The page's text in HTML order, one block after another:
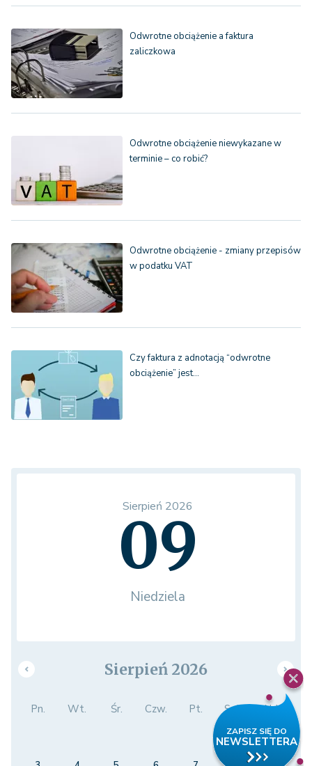
Odwrotne obciążenie a faktura
zaliczkowa
Odwrotne obciążenie niewykazane w
terminie – co robić?
Odwrotne obciążenie - zmiany przepisów
w podatku VAT
Czy faktura z adnotacją “odwrotne
obciążenie” jest…
Sierpień 2026
09
Niedziela
Sierpień 2026
Pn. Wt. Śr. Czw. Pt. Sob. Ndz.
1
2